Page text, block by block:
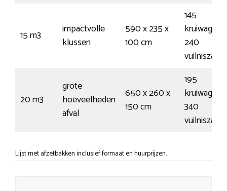
15 m3
impactvolle
klussen
590 x 235 x
100 cm
145
240
20 m3
grote
hoeveelheden
afval
650 x 260 x
150 cm
195
340
Lijst met afzetbakken inclusief formaat en huurprijzen.